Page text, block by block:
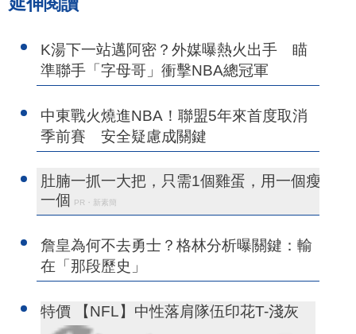
K湯下一站邁阿密？外媒曝熱火出手 瞄
準聯手「字母哥」衝擊NBA總冠軍
中東戰火燒進NBA！聯盟5年來首度取消
季前賽 安全疑慮成關鍵
肚腩一抓一大把，只需1個雞蛋，用一個瘦
一個
PR・新素簡
詹皇為何不去勇士？格林分析曝關鍵：輸
在「那段歷史」
特價 【NFL】中性落肩隊伍印花T-淺灰